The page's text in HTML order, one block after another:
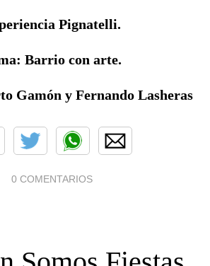
Pignatelli.
Barrio con arte.
Gamón y Fernando Lasheras
0 COMENTARIOS